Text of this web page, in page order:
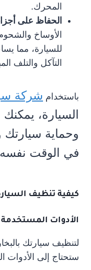
المحرك.
الحفاظ على
الأوساخ
للسيارة، مما
التآكل والتلف
باستخدام شركة
السيارة، يمكنك
وحماية سيارتك
في الوقت
كيفية تنظيف
الأدوات المستخدمة
لتنظيف سيارتك
ستحتاج إلى الأدوات